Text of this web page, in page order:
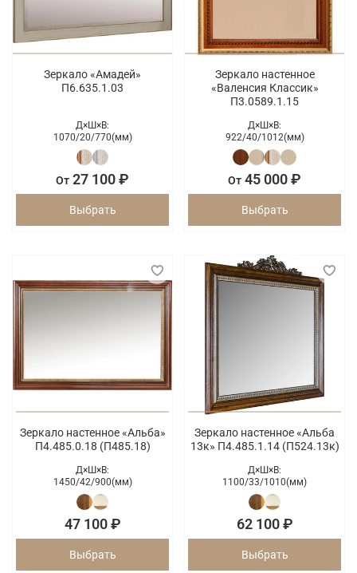
Зеркало «Амадей»
П6.635.1.03
Д×Ш×В:
1070/20/770(мм)
От 27 100 ₽
Выбрать
Зеркало настенное
«Валенсия Классик»
П3.0589.1.15
Д×Ш×В:
922/40/1012(мм)
От 45 000 ₽
Выбрать
Зеркало настенное «Альба»
П4.485.0.18 (П485.18)
Д×Ш×В:
1450/42/900(мм)
47 100 ₽
Выбрать
Зеркало настенное «Альба
13к» П4.485.1.14 (П524.13к)
Д×Ш×В:
1100/33/1010(мм)
62 100 ₽
Выбрать